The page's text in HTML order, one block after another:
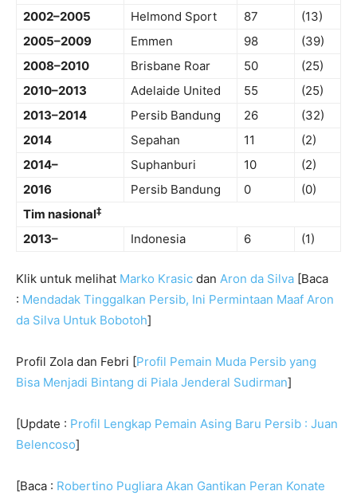
2002–2005
Helmond Sport 87
(13)
2005–2009
Emmen 98
(39)
2008–2010
Brisbane Roar 50
(25)
2010–2013
Adelaide United 55
(25)
2013–2014
Persib Bandung 26
(32)
2014
Sepahan 11
(2)
2014–
Suphanburi 10
(2)
2016
Persib Bandung 0
(0)
Tim nasional‡
2013– Indonesia 6 (1)
Klik untuk melihat Marko Krasic dan Aron da Silva [Baca
: Mendadak Tinggalkan Persib, Ini Permintaan Maaf Aron
da Silva Untuk Bobotoh]
Profil Zola dan Febri [Profil Pemain Muda Persib yang
Bisa Menjadi Bintang di Piala Jenderal Sudirman]
[Update : Profil Lengkap Pemain Asing Baru Persib : Juan
Belencoso]
[Baca : Robertino Pugliara Akan Gantikan Peran Konate